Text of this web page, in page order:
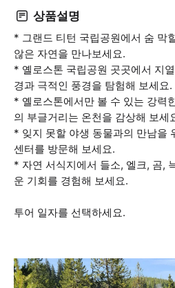
상품설명
* 그랜드 티턴 국립공원에서 숨 막
않은 자연을 만나보세요.
* 옐로스톤 국립공원 곳곳에서 지
경과 극적인 풍경을 탐험해 보세요.
* 옐로스톤에서만 볼 수 있는 강력
의 부글거리는 온천을 감상해 보세
* 잊지 못할 야생 동물과의 만남을
센터를 방문해 보세요.
* 자연 서식지에서 들소, 엘크, 곰,
운 기회를 경험해 보세요.
투어 일자를 선택하세요.